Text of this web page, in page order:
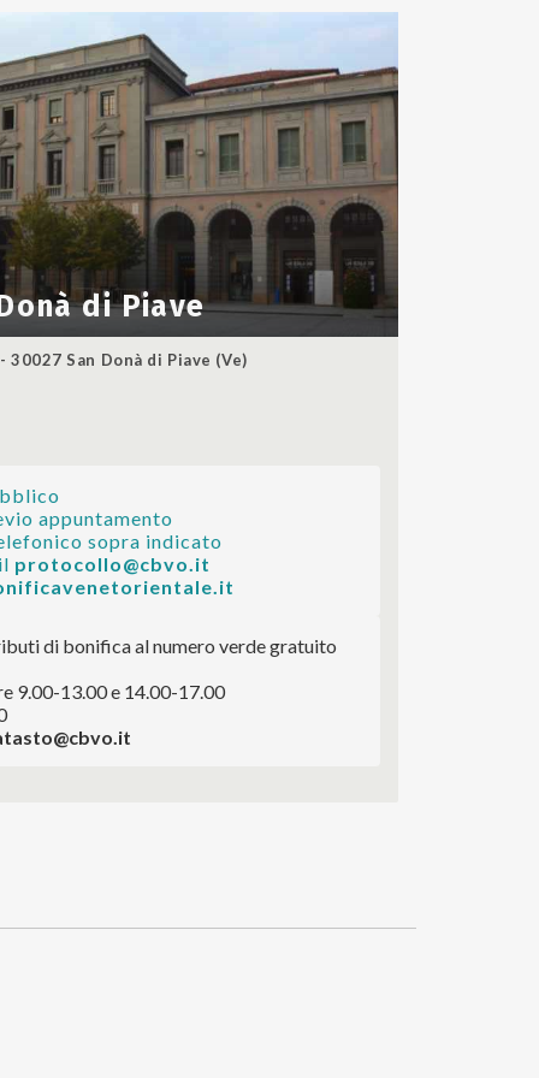
di Piave
30027 San Donà di Piave (Ve)
appuntamento
sopra indicato
protocollo@cbvo.it
di bonifica al numero verde gratuito
9.00-13.00 e 14.00-17.00